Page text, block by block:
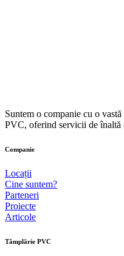
Suntem o companie cu o
PVC, oferind servicii de înaltă
Companie
Locații
Cine suntem?
Parteneri
Proiecte
Articole
Tâmplărie PVC